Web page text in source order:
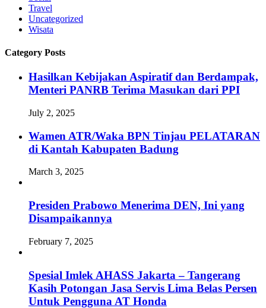
Travel
Uncategorized
Wisata
Category Posts
Hasilkan Kebijakan Aspiratif dan Berdampak,
Menteri PANRB Terima Masukan dari PPI
July 2, 2025
Wamen ATR/Waka BPN Tinjau PELATARAN
di Kantah Kabupaten Badung
March 3, 2025
Presiden Prabowo Menerima DEN, Ini yang
Disampaikannya
February 7, 2025
Spesial Imlek AHASS Jakarta – Tangerang
Kasih Potongan Jasa Servis Lima Belas Persen
Untuk Pengguna AT Honda